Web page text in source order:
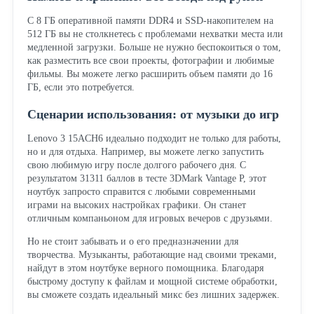
С 8 ГБ оперативной памяти DDR4 и SSD-накопителем на
512 ГБ вы не столкнетесь с проблемами нехватки места или
медленной загрузки. Больше не нужно беспокоиться о том,
как разместить все свои проекты, фотографии и любимые
фильмы. Вы можете легко расширить объем памяти до 16
ГБ, если это потребуется.
Сценарии использования: от музыки до игр
Lenovo 3 15ACH6 идеально подходит не только для работы,
но и для отдыха. Например, вы можете легко запустить
свою любимую игру после долгого рабочего дня. С
результатом 31311 баллов в тесте 3DMark Vantage P, этот
ноутбук запросто справится с любыми современными
играми на высоких настройках графики. Он станет
отличным компаньоном для игровых вечеров с друзьями.
Но не стоит забывать и о его предназначении для
творчества. Музыканты, работающие над своими треками,
найдут в этом ноутбуке верного помощника. Благодаря
быстрому доступу к файлам и мощной системе обработки,
вы сможете создать идеальный микс без лишних задержек.